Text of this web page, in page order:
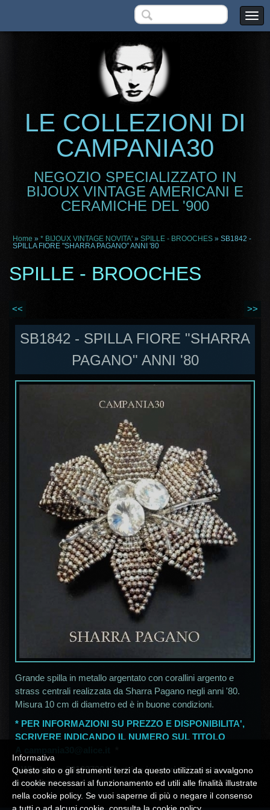
LE COLLEZIONI DI
CAMPANIA30
NEGOZIO SPECIALIZZATO IN
BIJOUX VINTAGE AMERICANI E
CERAMICHE DEL '900
Home » * BIJOUX VINTAGE NOVITA' » SPILLE - BROOCHES » SB1842 -
SPILLA FIORE "SHARRA PAGANO" ANNI '80
SPILLE - BROOCHES
<< >>
SB1842 - SPILLA FIORE "SHARRA
PAGANO" ANNI '80
Grande spilla in metallo argentato con corallini argento e
strass centrali realizzata da Sharra Pagano negli anni '80.
Misura 10 cm di diametro ed è in buone condizioni.
* PER INFORMAZIONI SU PREZZO E DISPONIBILITA',
SCRIVERE INDICANDO IL NUMERO SUL TITOLO
*Whatsapp 3313372047* attivo in orario di apertura
negozio
Informativa
Questo sito o gli strumenti terzi da questo utilizzati si avvalgono
di cookie necessari al funzionamento ed utili alle finalità illustrate
nella cookie policy. Se vuoi saperne di più o negare il consenso